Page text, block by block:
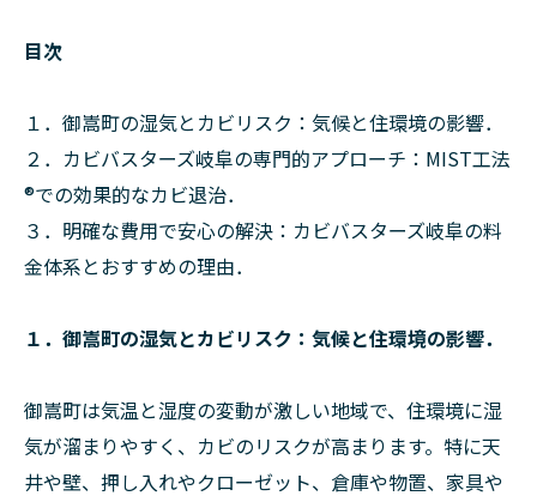
目次
１．御嵩町の湿気とカビリスク：気候と住環境の影響．
２．カビバスターズ岐阜の専門的アプローチ：MIST工法
®での効果的なカビ退治．
３．明確な費用で安心の解決：カビバスターズ岐阜の料
金体系とおすすめの理由．
１．御嵩町の湿気とカビリスク：気候と住環境の影響．
御嵩町は気温と湿度の変動が激しい地域で、住環境に湿
気が溜まりやすく、カビのリスクが高まります。特に天
井や壁、押し入れやクローゼット、倉庫や物置、家具や